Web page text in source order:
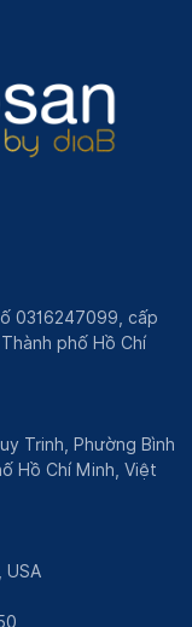
0316247099, cấp
phố Hồ Chí
Trinh, Phường Bình
Hồ Chí Minh, Việt
USA